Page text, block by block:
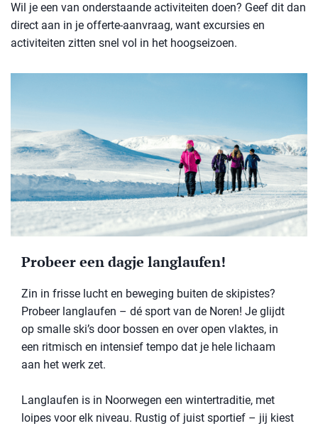
Wil je een van onderstaande activiteiten doen? Geef dit dan
direct aan in je offerte-aanvraag, want excursies en
activiteiten zitten snel vol in het hoogseizoen.
Probeer een dagje langlaufen!
Zin in frisse lucht en beweging buiten de skipistes?
Probeer langlaufen – dé sport van de Noren! Je glijdt
op smalle ski’s door bossen en over open vlaktes, in
een ritmisch en intensief tempo dat je hele lichaam
aan het werk zet.
Langlaufen is in Noorwegen een wintertraditie, met
loipes voor elk niveau. Rustig of juist sportief – jij kiest